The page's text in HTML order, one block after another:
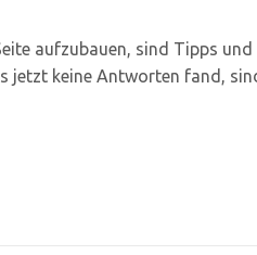
aufzubauen, sind Tipps
jetzt keine Antworten fand,